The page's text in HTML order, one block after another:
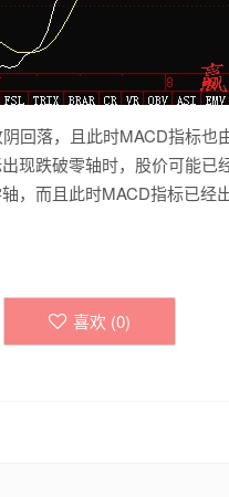
落，且此时MACD指标也
现跌破零轴时，股价可能
，而且此时MACD指标已经
喜欢 (0)